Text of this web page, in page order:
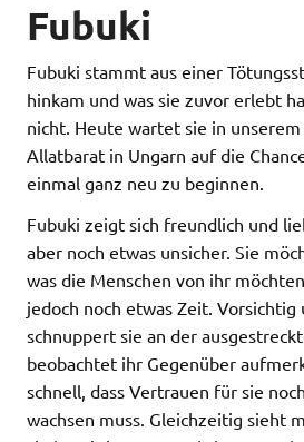
Fubuki
Fubuki stammt aus einer
hinkam und was sie zuvor erlebt
nicht. Heute wartet sie in
Allatbarat in Ungarn auf die
einmal ganz neu zu beginnen.
Fubuki zeigt sich freundlich und
aber noch etwas unsicher. Sie
was die Menschen von ihr
jedoch noch etwas Zeit. Vorsichtig
schnuppert sie an der
beobachtet ihr Gegenüber
schnell, dass Vertrauen für sie
wachsen muss. Gleichzeitig sieht